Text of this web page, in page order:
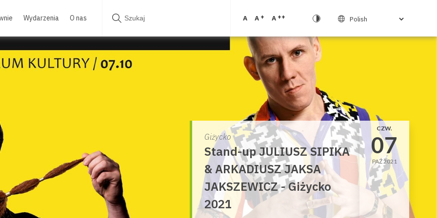
Wydarzenia O nas A A + A ++
Giżycko
Stand-up JULIUSZ SIPIKA
& ARKADIUSZ JAKSA
JAKSZEWICZ - Giżycko
2021
CZW.
07
PAŹ 2021